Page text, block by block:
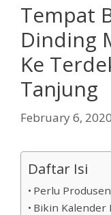
Tempat
Dinding
Ke
Tanjung
February 6, 2020
Daftar Isi
Perlu
Bikin Kalender